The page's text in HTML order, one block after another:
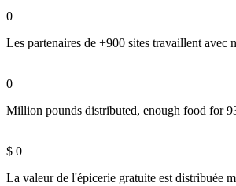
0
Les partenaires de +900 sites travaillent
0
Million pounds distributed, enough food for
$ 0
La valeur de l'épicerie gratuite est distribuée